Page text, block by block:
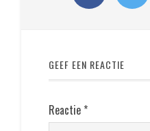
GEEF EEN REACTIE
Reactie *